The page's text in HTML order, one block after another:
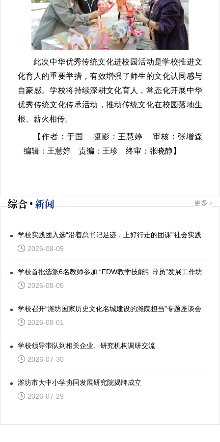
此次中华优秀传统文化进校园活动是学校推进文
化育人的重要举措，有效增强了师生的文化认同感与
自豪感。学校将持续深耕文化育人，常态化开展中华
优秀传统文化传承活动，推动传统文化在校园落地生
根、薪火相传。
【作者：于国 摄影：王慧婷 审核：张增森
编辑：王慧婷 责编：王珍 终审：张晓静】
综合 新闻 更多
2026-08-05
学校首批选派6名教师参加 “FDW教学技能引导员”发展工作坊
2026-08-05
学校召开“潍坊国家历史文化名城建设的潍院担当”专题座谈会
2026-08-01
学校领导带队到相关企业、研究机构调研交流
2026-07-30
潍坊市大中小学协同发展研究院揭牌成立
2026-07-29